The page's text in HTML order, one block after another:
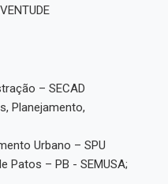
– SECAD
Planejamento,
Urbano – SPU
Patos – PB - SEMUSA;